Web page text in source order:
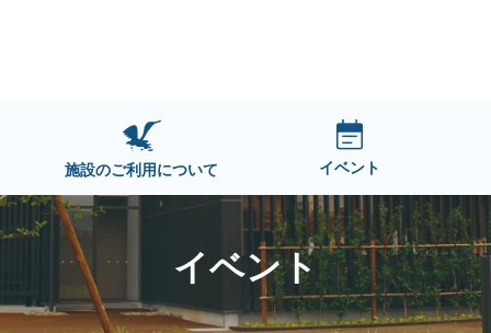
施設のご利用について イベント
イベント